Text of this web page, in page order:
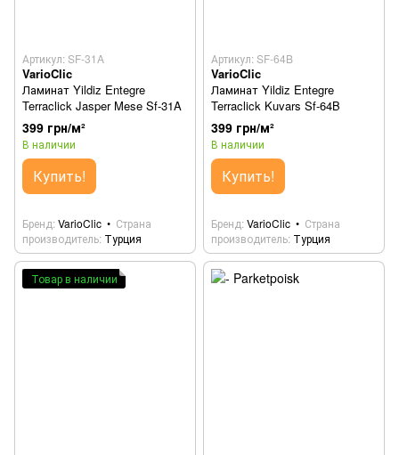
Артикул: SF-31A
VarioClic
Ламинат Yildiz Entegre
Terraclick Jasper Mese Sf-31A
399 грн/м²
В наличии
Купить!
Бренд VarioClic
Страна
производитель Турция
Артикул: SF-64B
VarioClic
Ламинат Yildiz Entegre
Terraclick Kuvars Sf-64B
399 грн/м²
В наличии
Купить!
Бренд VarioClic
Страна
производитель Турция
Товар в наличии